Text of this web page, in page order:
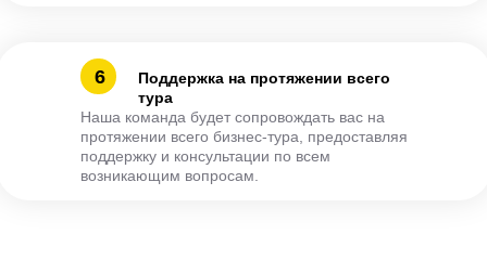
Поддержка на протяжении всего
тура
Наша команда будет сопровождать вас на
протяжении всего бизнес-тура, предоставляя
поддержку и консультации по всем
возникающим вопросам.
6